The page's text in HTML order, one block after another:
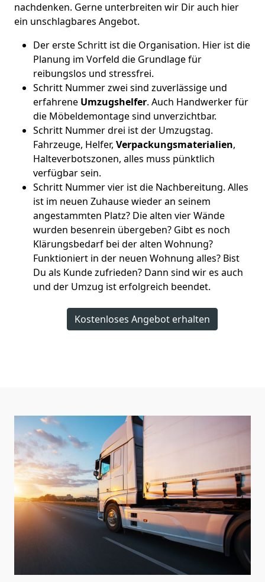
nachdenken. Gerne unterbreiten wir Dir auch hier
ein unschlagbares Angebot.
Der erste Schritt ist die Organisation. Hier ist die
Planung im Vorfeld die Grundlage für
reibungslos und stressfrei.
Schritt Nummer zwei sind zuverlässige und
erfahrene Umzugshelfer. Auch Handwerker für
die Möbeldemontage sind unverzichtbar.
Schritt Nummer drei ist der Umzugstag.
Fahrzeuge, Helfer, Verpackungsmaterialien,
Halteverbotszonen, alles muss pünktlich
verfügbar sein.
Schritt Nummer vier ist die Nachbereitung. Alles
ist im neuen Zuhause wieder an seinem
angestammten Platz? Die alten vier Wände
wurden besenrein übergeben? Gibt es noch
Klärungsbedarf bei der alten Wohnung?
Funktioniert in der neuen Wohnung alles? Bist
Du als Kunde zufrieden? Dann sind wir es auch
und der Umzug ist erfolgreich beendet.
Kostenloses Angebot erhalten